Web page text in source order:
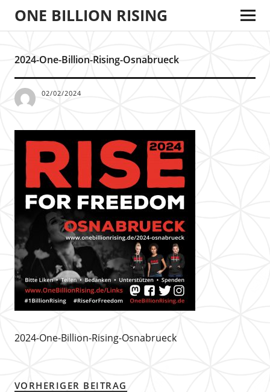
ONE BILLION RISING
2024-One-Billion-Rising-Osnabrueck
02/02/2024
2024-One-Billion-Rising-Osnabrueck
VORHERIGER BEITRAG